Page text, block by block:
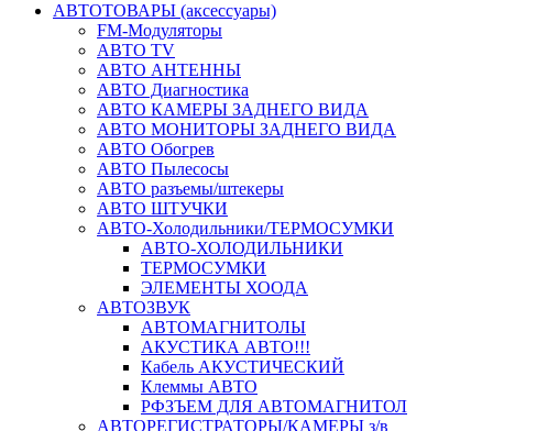
АВТОТОВАРЫ (аксессуары)
FM-Модуляторы
АВТО TV
АВТО АНТЕННЫ
АВТО Диагностика
АВТО КАМЕРЫ ЗАДНЕГО ВИДА
АВТО МОНИТОРЫ ЗАДНЕГО ВИДА
АВТО Обогрев
АВТО Пылесосы
АВТО разъемы/штекеры
АВТО ШТУЧКИ
АВТО-Холодильники/ТЕРМОСУМКИ
АВТО-ХОЛОДИЛЬНИКИ
ТЕРМОСУМКИ
ЭЛЕМЕНТЫ ХООДА
АВТОЗВУК
АВТОМАГНИТОЛЫ
АКУСТИКА АВТО!!!
Кабель АКУСТИЧЕСКИЙ
Клеммы АВТО
РФЗЪЕМ ДЛЯ АВТОМАГНИТОЛ
АВТОРЕГИСТРАТОРЫ/КАМЕРЫ з/в